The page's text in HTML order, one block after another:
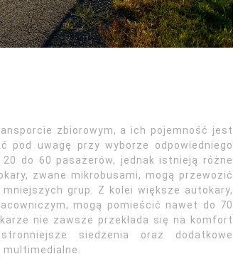
zbiorowym, a ich pojemność jest
pod uwagę przy wyborze odpowiedniego
do 60 pasażerów, jednak istnieją różne
zwane mikrobusami, mogą przewozić
grup. Z kolei większe autokary,
mogą pomieścić nawet do 70
nie zawsze przekłada się na komfort
siedzenia oraz dodatkowe